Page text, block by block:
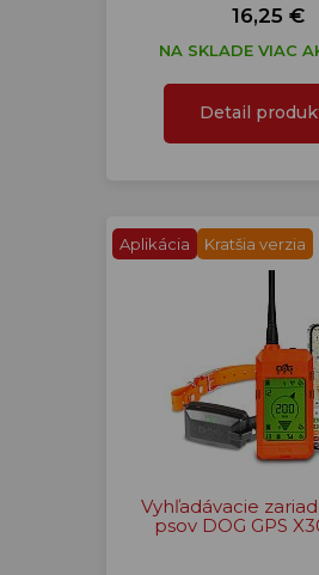
16,25 €
NA SKLADE VIAC
Detail
Aplikácia Kratšia verzia
Vyhľadávacie
psov DOG GPS